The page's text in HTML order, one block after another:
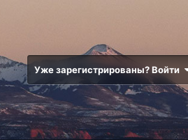
Уже зарегистрированы? Войти